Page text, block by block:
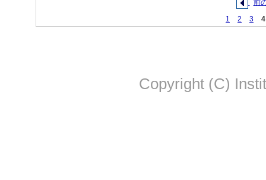
前
1
2 3 4
Copyright (C)